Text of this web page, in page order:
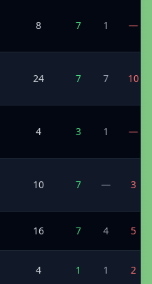
8 7 1 —
24 7 7 10
4 3 1 —
10 7 — 3
16 7 4 5
4 1 1 2